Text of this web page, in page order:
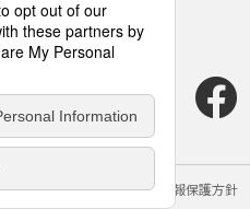
クッキーポリシー 個人情報保護方針